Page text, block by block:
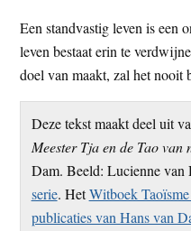
Een standvastig leven is een
leven bestaat erin te
doel van maakt, zal het nooit
Deze tekst maakt deel uit
Meester Tja en de Tao van
Dam. Beeld: Lucienne van
serie. HetWitboek
publicaties van Hans van